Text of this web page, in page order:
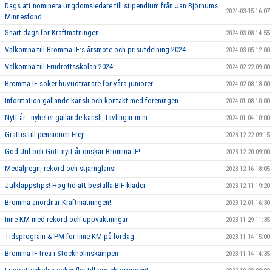
Dags att nominera ungdomsledare till stipendium från Jan Björnums
Minnesfond
2024-03-15 16:07
Snart dags för Kraftmätningen 2024-03-08 14:55
Välkomna till Bromma IF:s årsmöte och prisutdelning 2024 2024-03-05 12:00
Välkomna till Friidrottsskolan 2024! 2024-02-22 09:00
Bromma IF söker huvudtränare för våra juniorer 2024-02-08 18:00
Information gällande kansli och kontakt med föreningen 2024-01-08 10:00
Nytt år - nyheter gällande kansli, tävlingar m.m 2024-01-04 10:00
Grattis till pensionen Frej! 2023-12-22 09:15
God Jul och Gott nytt år önskar Bromma IF! 2023-12-20 09:00
Medaljregn, rekord och stjärnglans! 2023-12-16 18:05
Julklappstips! Hög tid att beställa BIF-kläder 2023-12-11 19:20
Bromma anordnar Kraftmätningen! 2023-12-01 16:30
Inne-KM med rekord och uppvaktningar 2023-11-29 11:35
Tidsprogram & PM för Inne-KM på lördag 2023-11-14 15:00
Bromma IF trea i Stockholmskampen 2023-11-14 14:35